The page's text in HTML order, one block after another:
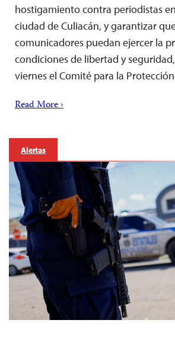
hostigamiento contra periodistas
ciudad de Culiacán, y garantizar
comunicadores puedan ejercer la
condiciones de libertad y
viernes el Comité para la
Read More ›
Alertas